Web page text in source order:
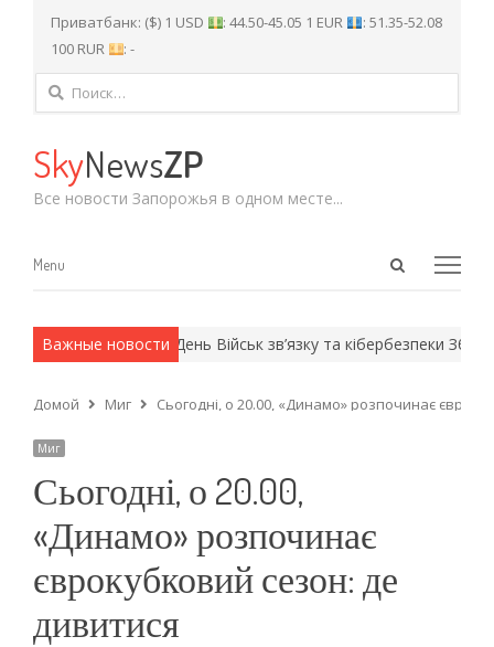
Приватбанк: ($) 1 USD : 44.50-45.05 1 EUR
: 51.35-52.08
100 RUR
: -
Найти:
SkyNewsZP
Все новости Запорожья в одном месте...
Open
Menu
Menu
Важные новости
8 серпня – День Військ зв’язку та кібербезпеки
Домой Миг Сьогодні, о 20.00, «Динамо» розпочинає
Миг
Сьогодні, о 20.00,
«Динамо» розпочинає
єврокубковий сезон: де
дивитися